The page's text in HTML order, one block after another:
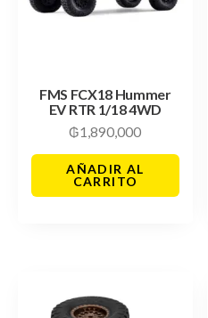
FMS FCX18 Hummer
EV RTR 1/18 4WD
₲1,890,000
AÑADIR AL
CARRITO